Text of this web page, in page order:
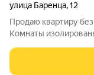
улица Баренца,12
Продаю квартиру
Комнаты
евроспар, парк
развязка. Один